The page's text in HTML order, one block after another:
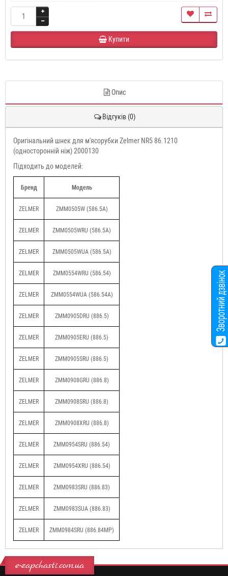
Купити
Опис
Відгуків (0)
Оригінальний шнек для м'ясорубки Zelmer NR5 86.1210
(односторонній ніж) 2000130
Підходить до моделей:
Бренд Модель
ZELMER ZMM0505W (586.5A)
ZELMER ZMM0505WRU (586.5A)
ZELMER ZMM0505WUA (586.5A)
ZELMER ZMM0554WRU (586.54)
ZELMER ZMM0554WUA (586.54A)
ZELMER ZMM0905DRU (886.5)
ZELMER ZMM0905ERU (886.5)
ZELMER ZMM0905SRU (886.5)
ZELMER ZMM0908GRU (886.8)
ZELMER ZMM0908SRU (886.8)
ZELMER ZMM0908XRU (886.8)
ZELMER ZMM0954SRU (886.54)
ZELMER ZMM0954XRU (886.54)
ZELMER ZMM0983SRU (886.83)
ZELMER ZMM0983SUA (886.83)
ZELMER ZMM0984SRU (886.84MP)
e-zapchasti.com.ua